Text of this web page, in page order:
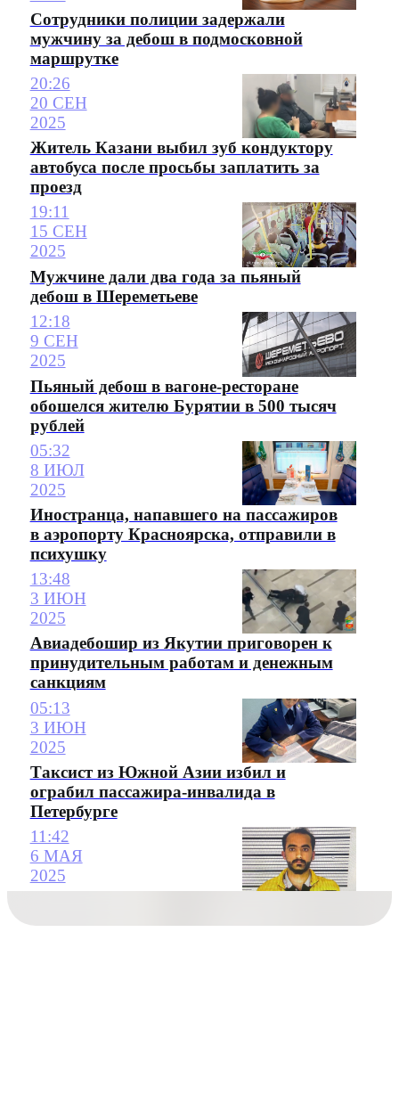
Сотрудники полиции задержали
мужчину за дебош в подмосковной
маршрутке
20:26
20 СЕН
2025
Житель Казани выбил зуб кондуктору
автобуса после просьбы заплатить за
проезд
19:11
15 СЕН
2025
Мужчине дали два года за пьяный
дебош в Шереметьеве
12:18
9 СЕН
2025
Пьяный дебош в вагоне-ресторане
обошелся жителю Бурятии в 500 тысяч
рублей
05:32
8 ИЮЛ
2025
Иностранца, напавшего на пассажиров
в аэропорту Красноярска, отправили в
психушку
13:48
3 ИЮН
2025
Авиадебошир из Якутии приговорен к
принудительным работам и денежным
санкциям
05:13
3 ИЮН
2025
Таксист из Южной Азии избил и
ограбил пассажира-инвалида в
Петербурге
11:42
6 МАЯ
2025